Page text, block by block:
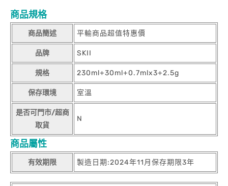
商品規格
商品簡述 平輸商品超值特惠價
品牌 SKII
規格 230ml+30ml+0.7mlx3+2.5g
保存環境 室溫
是否可門市/超商
取貨
N
商品屬性
有效期限 製造日期:2024年11月保存期限3年